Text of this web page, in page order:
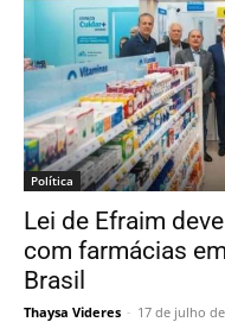
Política
Lei de Efraim
com farmácias
Brasil
Thaysa Videres - 17 de julho